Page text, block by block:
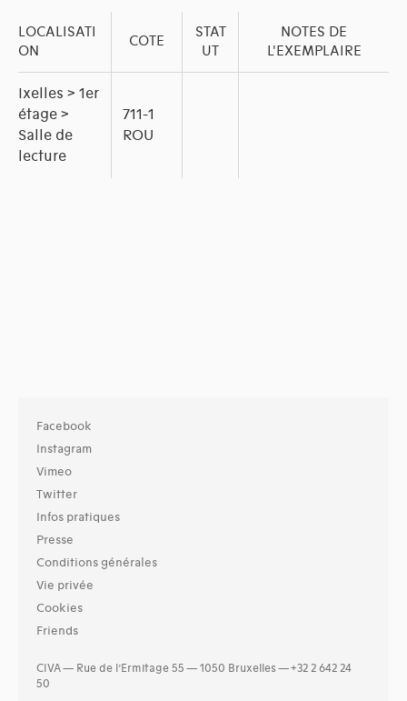
LOCALISATI
ON
COTE
STAT
UT
NOTES DE
L'EXEMPLAIRE
Ixelles > 1er
étage >
Salle de
lecture
711-1
ROU
Facebook
Instagram
Vimeo
Twitter
Infos pratiques
Presse
Conditions générales
Vie privée
Cookies
Friends
CIVA — Rue de l’Ermitage 55 — 1050 Bruxelles — +32 2 642 24
50